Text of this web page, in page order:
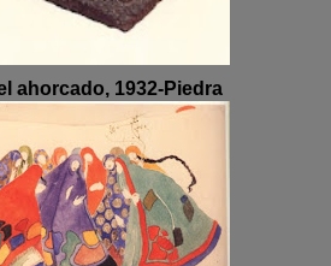
ahorcado, 1932-Piedra